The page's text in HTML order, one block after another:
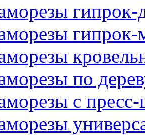
гипрок-
гипрок-
по
с